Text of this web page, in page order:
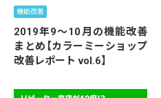
機能改善
2019年9～10月の機能改善
まとめ【カラーミーショップ
改善レポート vol.6】